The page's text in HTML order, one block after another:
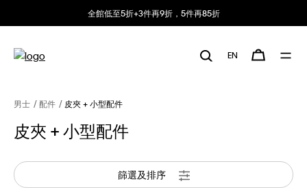
全館低至5折+3件再9折，5件再85折
EN
男士 配件 皮夾 + 小型配件
皮夾 + 小型配件
篩選及排序